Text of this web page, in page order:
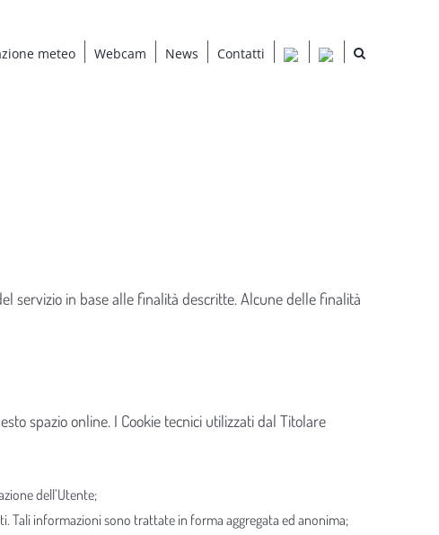
meteo Webcam News Contatti
servizio in base alle finalità descritte. Alcune delle finalità
spazio online. I Cookie tecnici utilizzati dal Titolare
dell’Utente;
Tali informazioni sono trattate in forma aggregata ed anonima;